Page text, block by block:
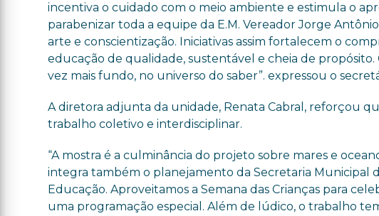
incentiva o cuidado com o meio ambiente e estimula o
parabenizar toda a equipe da E.M. Vereador Jorge
arte e conscientização. Iniciativas assim fortalecem o
educação de qualidade, sustentável e cheia de
vez mais fundo, no universo do saber”. expressou o
A diretora adjunta da unidade, Renata Cabral, reforçou
trabalho coletivo e interdisciplinar.
“A mostra é a culminância do projeto sobre mares e
integra também o planejamento da Secretaria Municipal
Educação. Aproveitamos a Semana das Crianças para
uma programação especial. Além de lúdico, o trabalho